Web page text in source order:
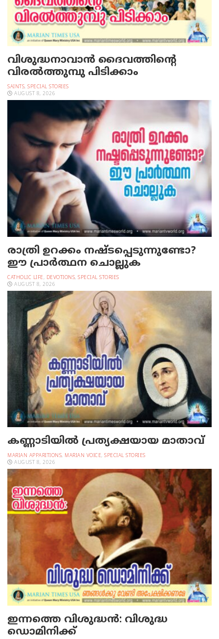
വിശുദ്ധനാവാന്‍ ദൈവത്തിന്റെ
വിരല്‍ത്തുമ്പു പിടിക്കാം
SAINTS, SPECIAL STORIES
AUGUST 8, 2026
രാത്രി ഉറക്കം നഷ്ടപ്പെടുന്നുണ്ടോ?
ഈ പ്രാര്‍ത്ഥന ചൊല്ലുക
CATHOLIC LIFE, DEVOTIONS, SPECIAL STORIES
AUGUST 8, 2026
കണ്ണാടിയില്‍ പ്രത്യക്ഷയായ മാതാവ്
MARIAN APPARITIONS, MARIAN VOICE, SPECIAL STORIES
AUGUST 8, 2026
ഇന്നത്തെ വിശുദ്ധന്‍: വിശുദ്ധ
ഡൊമിനിക്ക്